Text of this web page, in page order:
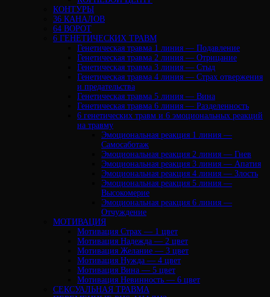
КОНТУРЫ
36 КАНАЛОВ
64 ВОРОТ
6 ГЕНЕТИЧЕСКИХ ТРАВМ
Генетическая травма 1 линия — Подавление
Генетическая травма 2 линия — Отрицание
Генетическая травма 3 линия — Стыд
Генетическая травма 4 линия — Страх отвержения
и предательства
Генетическая травма 5 линия — Вина
Генетическая травма 6 линия — Разделенность
6 генетических травм и 6 эмоциональных реакций
на травму
Эмоциональная реакция 1 линия —
Самосаботаж
Эмоциональная реакция 2 линия — Гнев
Эмоциональная реакция 3 линия — Апатия
Эмоциональная реакция 4 линия — Злость
Эмоциональная реакция 5 линия —
Высокомерие
Эмоциональная реакция 6 линия —
Отчуждение
МОТИВАЦИЯ
Мотивация Страх — 1 цвет
Мотивация Надежда — 2 цвет
Мотивация Желание — 3 цвет
Мотивация Нужда — 4 цвет
Мотивация Вина — 5 цвет
Мотивация Невинность — 6 цвет
СЕКСУАЛЬНАЯ ТРАВМА